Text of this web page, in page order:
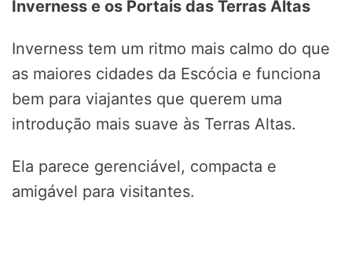
Inverness e os Portais das Terras Altas
Inverness tem um ritmo mais calmo do que
as maiores cidades da Escócia e funciona
bem para viajantes que querem uma
introdução mais suave às Terras Altas.
Ela parece gerenciável, compacta e
amigável para visitantes.